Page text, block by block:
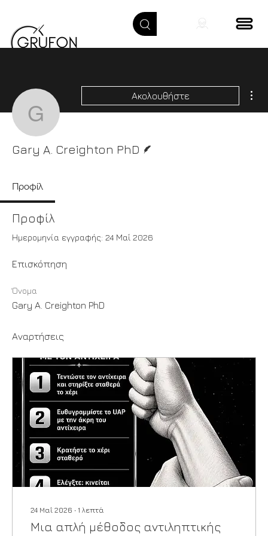
Gary A. Creighton PhD
Ακολουθήστε
Gary A. Creighton PhD
Προφίλ
Προφίλ
Ημερομηνία εγγραφής: 24 Μαΐ 2026
Επισκόπηση
Όνομα
Gary A. Creighton PhD
Αναρτήσεις
24 Μαΐ 2026 ∙ 1 λεπτά
Μια απλή μέθοδος αντιληπτικής